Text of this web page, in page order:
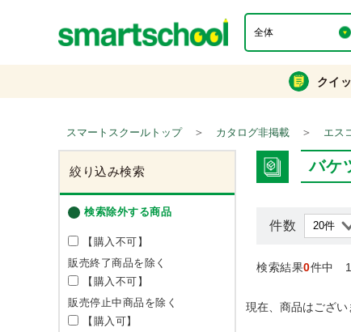
クイ
スマートスクールトップ ＞ カタログ非掲載 ＞ エス
絞り込み検索
検索除外する商品
【購入不可】
販売終了商品を除く
【購入不可】
販売停止中商品を除く
【購入可】
バケ
件数
検索結果0件中
現在、商品はござい